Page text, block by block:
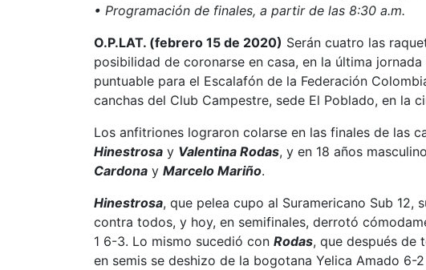
• Programación de finales, a partir de las 8:30 a.m.
O.P.LAT. (febrero 15 de 2020) Serán cuatro las
posibilidad de coronarse en casa, en la última jornada
puntuable para el Escalafón de la Federación
canchas del Club Campestre, sede El Poblado, en la
Los anfitriones lograron colarse en las finales de las
Hinestrosa y Valentina Rodas, y en 18 años
Cardona y Marcelo Mariño.
Hinestrosa, que pelea cupo al Suramericano Sub
contra todos, y hoy, en semifinales, derrotó
1 6-3. Lo mismo sucedió con Rodas, que después de
en semis se deshizo de la bogotana Yelica Amado